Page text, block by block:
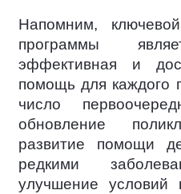
Напомним,
программы
эффективная и
помощь для каждого
число
обновление
развитие помощи
редкими
улучшение